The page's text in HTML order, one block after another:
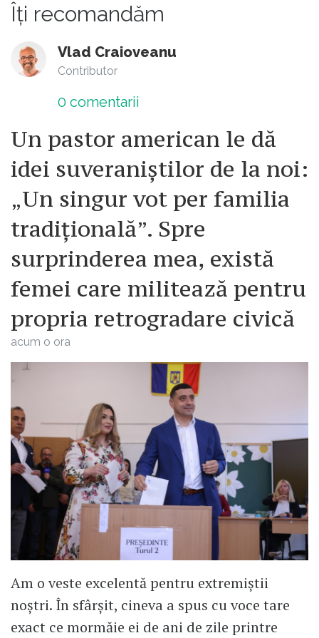
Îți recomandăm
Vlad Craioveanu
Contributor
0 comentarii
Un pastor american le dă
idei suveraniștilor de la noi:
„Un singur vot per familia
tradițională”. Spre
surprinderea mea, există
femei care militează pentru
propria retrogradare civică
acum o ora
Am o veste excelentă pentru extremiștii
noștri. În sfârșit, cineva a spus cu voce tare
exact ce mormăie ei de ani de zile printre